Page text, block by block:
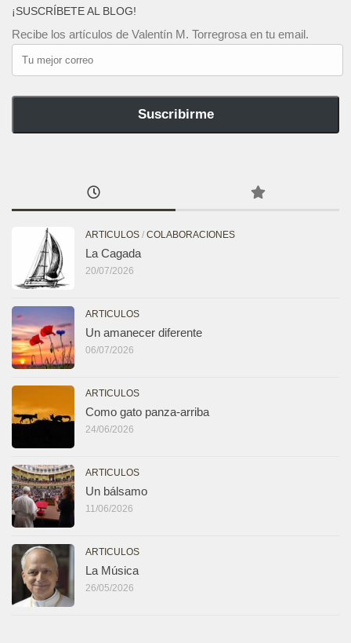
¡SUSCRÍBETE AL BLOG!
Recibe los artículos de Valentín M. Torregrosa en tu email.
mejor
Suscribirme
ARTICULOS / COLABORACIONES
La Cagada
20/07/2026
ARTICULOS
Un amanecer diferente
06/07/2026
ARTICULOS
Como gato panza-arriba
24/06/2026
ARTICULOS
Un bálsamo
11/06/2026
ARTICULOS
La Música
26/05/2026